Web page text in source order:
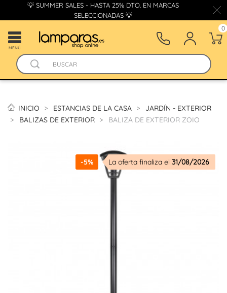
💡 SUMMER SALES - HASTA 25% DTO. EN MARCAS
SELECCIONADAS 💡
MENÚ
0
INICIO ESTANCIAS DE LA CASA
JARDÍN - EXTERIOR
BALIZAS DE EXTERIOR
BALIZA DE EXTERIOR ZOIO
-5% La oferta finaliza el 31/08/2026